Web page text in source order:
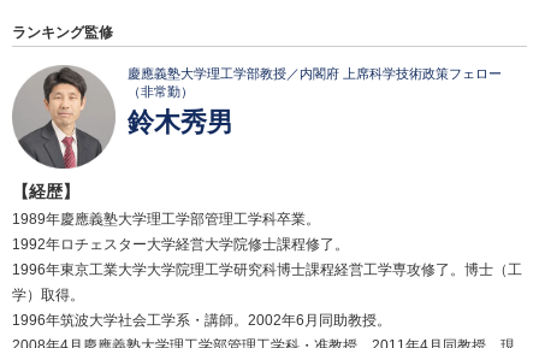
ランキング監修
慶應義塾大学理工学部教授／内閣府 上席科学技術政策フェロー
（非常勤）
鈴木秀男
【経歴】
1989年慶應義塾大学理工学部管理工学科卒業。
1992年ロチェスター大学経営大学院修士課程修了。
1996年東京工業大学大学院理工学研究科博士課程経営工学専攻修了。博士（工
学）取得。
1996年筑波大学社会工学系・講師。2002年6月同助教授。